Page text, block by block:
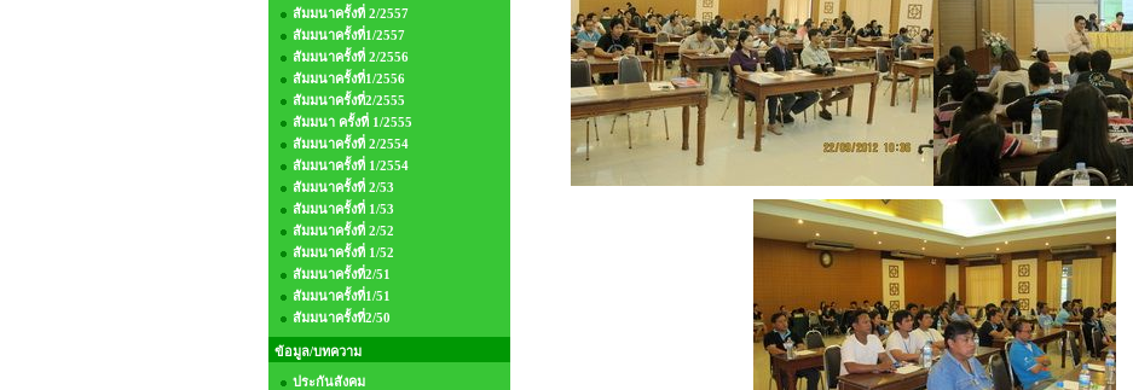
สัมมนาครั้งที่ 2/2557
สัมมนาครั้งที่1/2557
สัมมนาครั้งที่ 2/2556
สัมมนาครั้งที่1/2556
สัมมนาครั้งที่2/2555
สัมมนา ครั้งที่ 1/2555
สัมมนาครั้งที่ 2/2554
สัมมนาครั้งที่ 1/2554
สัมมนาครั้งที่ 2/53
สัมมนาครั้งที่ 1/53
สัมมนาครั้งที่ 2/52
สัมมนาครั้งที่ 1/52
สัมมนาครั้งที่2/51
สัมมนาครั้งที่1/51
สัมมนาครั้งที่2/50
ข้อมูล/บทความ
ประกันสังคม